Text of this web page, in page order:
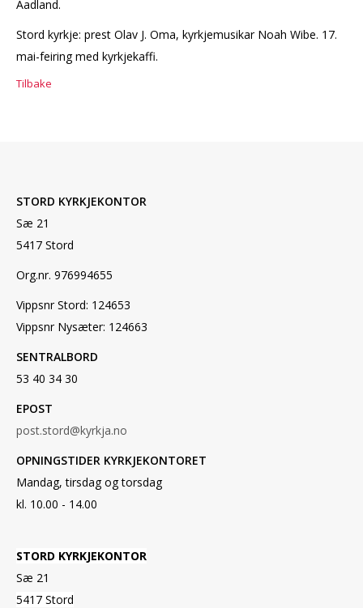
Aadland.
Stord kyrkje: prest Olav J. Oma, kyrkjemusikar Noah Wibe. 17.
mai-feiring med kyrkjekaffi.
Tilbake
STORD KYRKJEKONTOR
Sæ 21
5417 Stord
Org.nr. 976994655
Vippsnr Stord: 124653
Vippsnr Nysæter: 124663
SENTRALBORD
53 40 34 30
EPOST
post.stord@kyrkja.no
OPNINGSTIDER KYRKJEKONTORET
Mandag, tirsdag og torsdag
kl. 10.00 - 14.00
STORD KYRKJEKONTOR
Sæ 21
5417 Stord